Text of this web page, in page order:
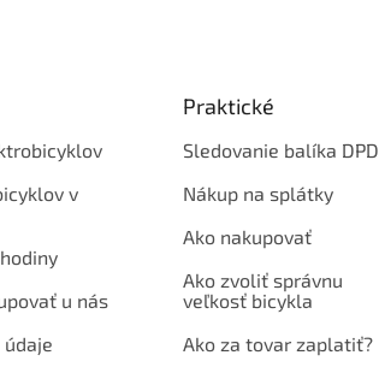
v
u nás
Praktické
Sledovanie balíka DPD
Nákup na splátky
Ako nakupovať
Ako zvoliť správnu
veľkosť bicykla
Ako za tovar zaplatiť?